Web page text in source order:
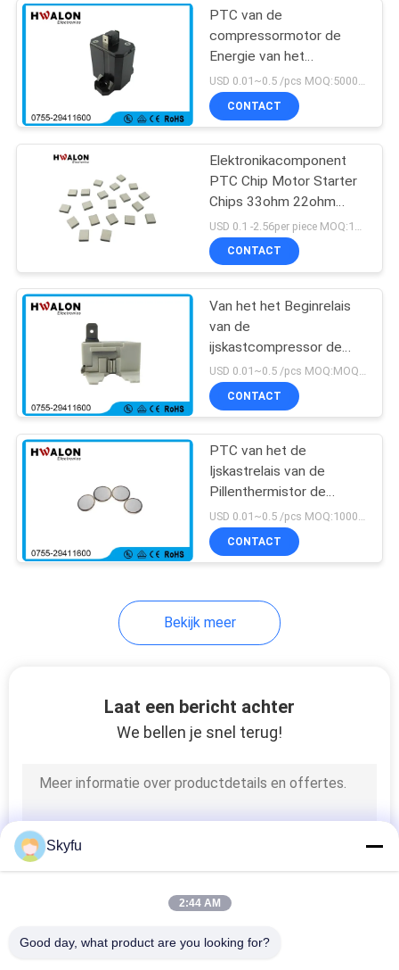
PTC van de
compressormotor de
Energie van het
Aanzetrelais PR3 -
besparing
Vriendschappelijke Eco
CONTACT
Elektronikacomponent
PTC Chip Motor Starter
Chips 33ohm 22ohm
4.7ohm15ohm 47ohm
CONTACT
Van het het Beginrelais
van de
ijskastcompressor de
Aanzetptc Thermistor
20mm Duurzame
22ohms
USD 0.01~0.5 /pcs MOQ:MOQ: 1000 PCs
CONTACT
PTC van het de
Ijskastrelais van de
Pillenthermistor de
Certificatie van de de
Schakelaar Hoge
Precisie CQC
USD 0.01~0.5 /pcs MOQ:10000PCS
CONTACT
Bekijk meer
Laat een bericht achter
We bellen je snel terug!
Skyfu
2:44 AM
Good day, what product are you looking for?